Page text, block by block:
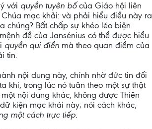
với quyền tuyên bốcủa Giáo hội liên
mạc khải: và phải hiểu điều này ra
chúng? Bất chấp sự khéo léo biện
đề của Jansénius có thể được hiểu
quyền qui điển mà theo quan điểm của
tin.
nội dung này, chính nhờ đức tin đối
khi, trong lúc nó tuân theo một sự thật
nội dung khác, không được Thiên
kiện mạc khải này; nói cách khác,
một cách trực tiếp.